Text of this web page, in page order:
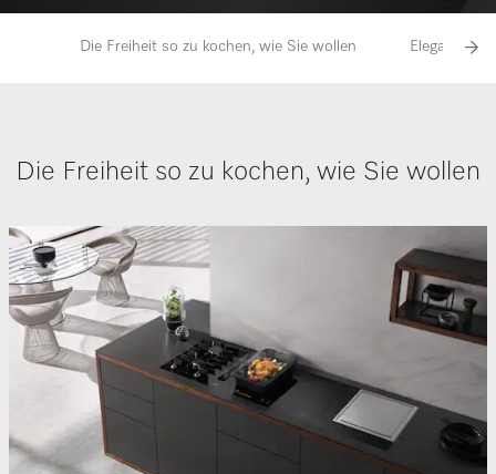
Die Freiheit so zu kochen, wie Sie wollen Elegantes
Die Freiheit so zu kochen, wie Sie wollen